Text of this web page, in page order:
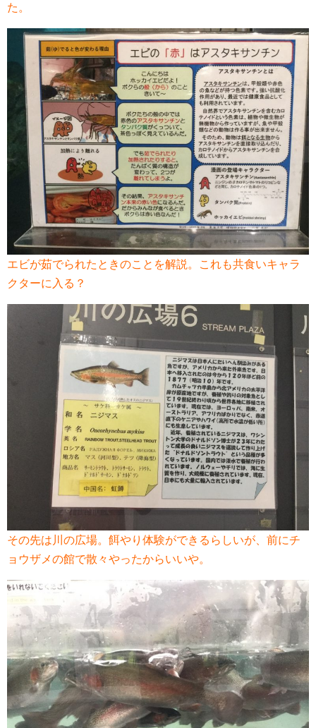
た。
エビが茹でられたときのことを解説。これも共食いキャラ
クターに入る？
その先は川の広場。餌やり体験ができるらしいが、前にチ
ョウザメの館で散々やったからいいや。